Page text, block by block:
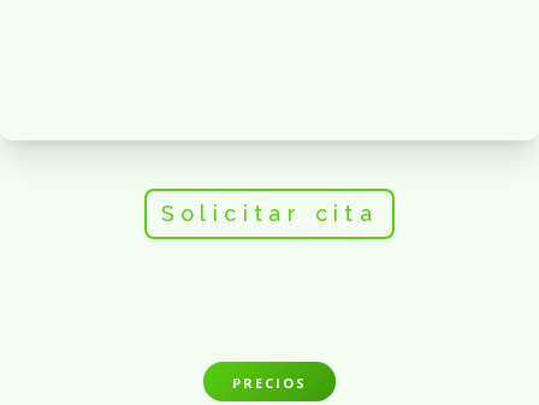
Solicitar cita
PRECIOS